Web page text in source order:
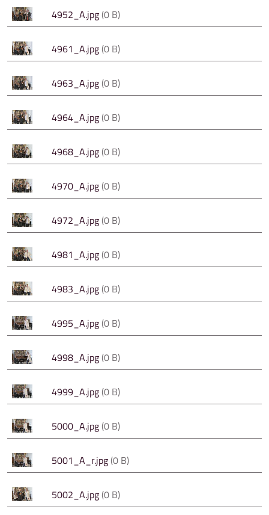
4952_A.jpg(0 B)
4961_A.jpg(0 B)
4963_A.jpg(0 B)
4964_A.jpg(0 B)
4968_A.jpg(0 B)
4970_A.jpg(0 B)
4972_A.jpg(0 B)
4981_A.jpg(0 B)
4983_A.jpg(0 B)
4995_A.jpg(0 B)
4998_A.jpg(0 B)
4999_A.jpg(0 B)
5000_A.jpg(0 B)
5001_A_r.jpg(0 B)
5002_A.jpg(0 B)